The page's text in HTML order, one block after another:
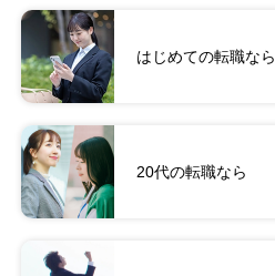
はじめての転職なら
20代の転職なら